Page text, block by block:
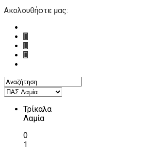
Ακολουθήστε μας:
Τρίκαλα
Λαμία
0
1